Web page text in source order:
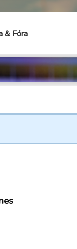
& Fóra